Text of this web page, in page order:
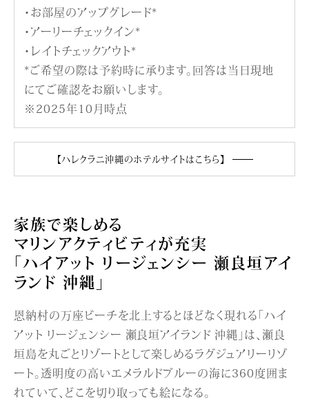
・お部屋のアップグレード*
・アーリーチェックイン*
・レイトチェックアウト*
*ご希望の際は予約時に承ります。回答は当日現地
にてご確認をお願いします。
※2025年10月時点
【ハレクラニ沖縄のホテルサイトはこちら】
家族で楽しめる
マリンアクティビティが充実
「ハイアット リージェンシー 瀬良垣アイ
ランド 沖縄」
恩納村の万座ビーチを北上するとほどなく現れる「ハイ
アット リージェンシー 瀬良垣アイランド 沖縄」は、瀬良
垣島を丸ごとリゾートとして楽しめるラグジュアリーリゾ
ート。透明度の高いエメラルドブルーの海に360度囲ま
れていて、どこを切り取っても絵になる。